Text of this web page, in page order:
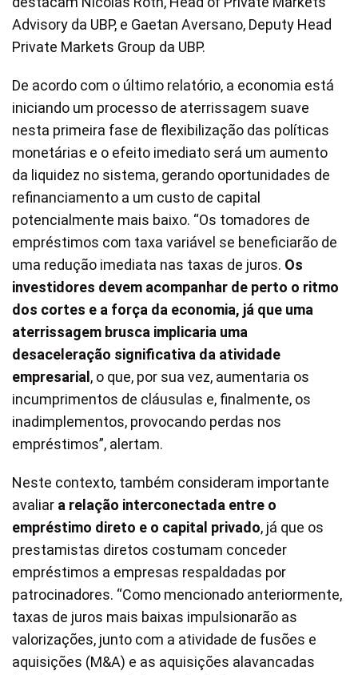
Advisory da UBP, e Gaetan Aversano, Deputy Head
Private Markets Group da UBP.
De acordo com o último relatório, a economia está
iniciando um processo de aterrissagem suave
nesta primeira fase de flexibilização das políticas
monetárias e o efeito imediato será um aumento
da liquidez no sistema, gerando oportunidades de
refinanciamento a um custo de capital
potencialmente mais baixo. “Os tomadores de
empréstimos com taxa variável se beneficiarão de
uma redução imediata nas taxas de juros. Os
investidores devem acompanhar de perto o ritmo
dos cortes e a força da economia, já que uma
aterrissagem brusca implicaria uma
desaceleração significativa da atividade
empresarial , o que, por sua vez, aumentaria os
incumprimentos de cláusulas e, finalmente, os
inadimplementos, provocando perdas nos
empréstimos”, alertam.
Neste contexto, também consideram importante
avaliar a relação interconectada entre o
empréstimo direto e o capital privado, já que os
prestamistas diretos costumam conceder
empréstimos a empresas respaldadas por
patrocinadores. “Como mencionado anteriormente,
taxas de juros mais baixas impulsionarão as
valorizações, junto com a atividade de fusões e
aquisições (M&A) e as aquisições alavancadas